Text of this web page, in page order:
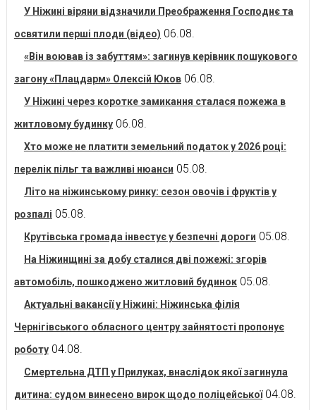
У Ніжині віряни відзначили Преображення Господнє та
освятили перші плоди (відео) 06.08.
«Він воював із забуттям»: загинув керівник пошукового
загону «Плацдарм» Олексій Юков 06.08.
У Ніжині через коротке замикання сталася пожежа в
житловому будинку 06.08.
Хто може не платити земельний податок у 2026 році:
перелік пільг та важливі нюанси 05.08.
Літо на ніжинському ринку: сезон овочів і фруктів у
розпалі 05.08.
Крутівська громада інвестує у безпечні дороги 05.08.
На Ніжинщині за добу сталися дві пожежі: згорів
автомобіль, пошкоджено житловий будинок 05.08.
Актуальні вакансії у Ніжині: Ніжинська філія
Чернігівського обласного центру зайнятості пропонує
роботу 04.08.
Смертельна ДТП у Прилуках, внаслідок якої загинула
дитина: судом винесено вирок щодо поліцейської 04.08.